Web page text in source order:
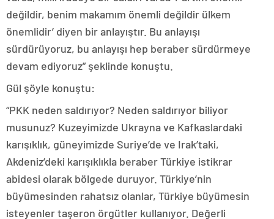
değildir, benim makamım önemli değildir ülkem
önemlidir’ diyen bir anlayıştır. Bu anlayışı
sürdürüyoruz, bu anlayışı hep beraber sürdürmeye
devam ediyoruz” şeklinde konuştu.
Gül şöyle konuştu:
“PKK neden saldırıyor? Neden saldırıyor biliyor
musunuz? Kuzeyimizde Ukrayna ve Kafkaslardaki
karışıklık, güneyimizde Suriye’de ve Irak’taki,
Akdeniz’deki karışıklıkla beraber Türkiye istikrar
abidesi olarak bölgede duruyor. Türkiye’nin
büyümesinden rahatsız olanlar, Türkiye büyümesin
isteyenler taşeron örgütler kullanıyor. Değerli